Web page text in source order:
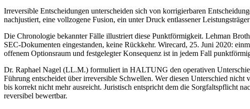
Irreversible Entscheidungen unterscheiden sich von korrigierbaren
nachjustiert, eine vollzogene Fusion, ein unter Druck entlassener
Die Chronologie bekannter Fälle illustriert diese Punktförmigkeit. Lehman
SEC-Dokumenten eingestanden, keine Rückkehr. Wirecard, 25. Juni 2020:
offenem Optionsraum und festgelegter Konsequenz ist in jedem Fall
Dr. Raphael Nagel (LL.M.) formuliert in HALTUNG den operativen
Führung entscheidet über irreversible Schwellen. Wer diesen Unterschied
bis korrekt nicht mehr ausreicht. Juristisch entspricht dem die Sorgfaltspflicht
reversibel bewertbar.